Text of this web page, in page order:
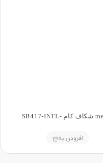
شیشه شیر دکتر براون 120 میل medical شکاف کام SB417-INTL-
افزودن به